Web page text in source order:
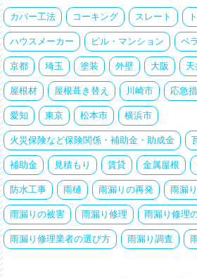
カバー工法 コーキング スレート
ハウスメーカー ビル・マンション ベ
京都 埼玉 塗装 外壁 大阪
屋根材 屋根葺き替え 川崎市 応急
愛知 東京 松本市 横浜市
火災保険など保険関係・補助金・助成金
補助金 見積もり 賃貸 金属屋根
防水工事 雨樋 雨漏りの再発 雨漏
雨漏りの被害 雨漏り修理 雨漏り修理
雨漏り修理業者の選び方 雨漏り調査